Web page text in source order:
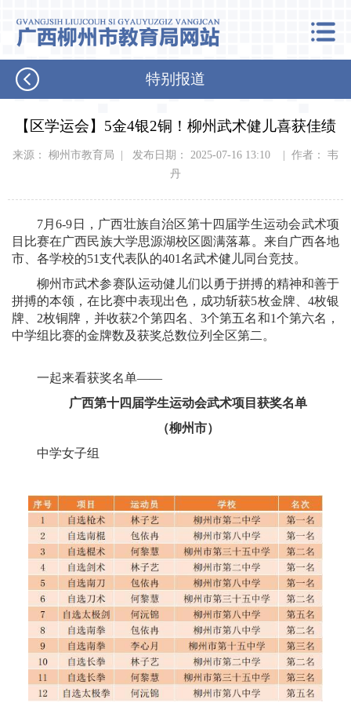
特别报道
【区学运会】5金4银2铜！柳州武术健儿喜获佳绩
来源： 柳州市教育局 | 发布日期： 2025-07-16 13:10 | 作者： 韦
丹
7月6-9日，广西壮族自治区第十四届学生运动会武术项
目比赛在广西民族大学思源湖校区圆满落幕。来自广西各地
市、各学校的51支代表队的401名武术健儿同台竞技。
柳州市武术参赛队运动健儿们以勇于拼搏的精神和善于
拼搏的本领，在比赛中表现出色，成功斩获5枚金牌、4枚银
牌、2枚铜牌，并收获2个第四名、3个第五名和1个第六名，
中学组比赛的金牌数及获奖总数位列全区第二。
一起来看获奖名单——
广西第十四届学生运动会武术项目获奖名单
（柳州市）
中学女子组